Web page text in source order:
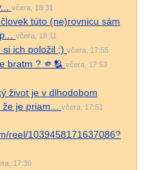
včera, 18:31
túto (ne)rovnicu sám
včera, 18:11
ich položil ;) včera, 17:55
bratm ? 🫵🫂 včera, 17:53
život je v dlhodobom
je priam...
včera, 17:51
reel/1039458171637086?
17:30